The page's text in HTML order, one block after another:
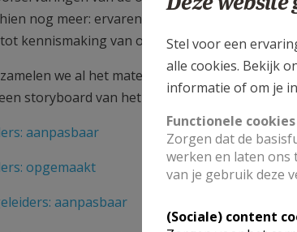
nog meer: ervaren dat Jezus – ondanks
kennismaking van ouders, catechisten en
we al het materiaal voor zo'n avond:
storyboard van het Emmaüsverhaal.
aanpasbaar
opgemaakt
aanpasbaar
Stel voor een
alle cookies. Bekijk
informatie of om je
Functionele cookies
Zorgen dat de
werken en laten ons
van je gebruik deze
(Sociale) content